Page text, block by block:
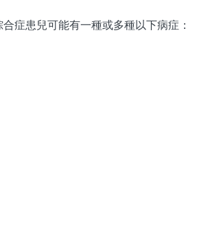
症患兒可能有一種或多種以下病症：